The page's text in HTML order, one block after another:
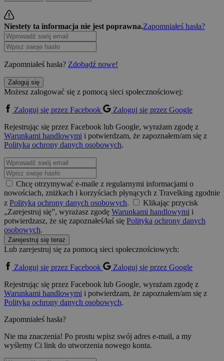
Niestety ta informacja nie jest poprawna.Zapomniałeś hasła?
Zapomniałeś hasła? Zdobądź nowe!
Zaloguj się
Możesz zalogować się z pomocą sieci społecznościowej:
Zaloguj się przez Facebook
Zaloguj się przez Google
Rejestrując się przez Facebook lub Google, wyrażam zgodę z
Warunkami handlowymi i potwierdzam, że zapoznałem/am się z
Polityką ochrony danych osobowych.
Chcę otrzymywać e-maile z regularnymi informacjami o
nowościach, zniżkach i korzyściach płynących z Travelking zgodnie
z Polityką ochrony danych osobowych.
Klikając przycisk
„Zarejestruj się”, wyrażasz zgodę Warunkami handlowymi i
potwierdzasz, że się zapoznałeś/łaś się Polityką ochrony danych
osobowych.
Zarejestruj się teraz
Lub zarejestruj się za pomocą sieci społecznościowych:
Zaloguj się przez Facebook
Zaloguj się przez Google
Rejestrując się przez Facebook lub Google, wyrażam zgodę z
Warunkami handlowymi i potwierdzam, że zapoznałem/am się z
Polityką ochrony danych osobowych.
Zapomniałeś hasła?
Nie ma znaczenia! Po prostu wpisz swój adres e-mail, a my
wyślemy Ci link do utworzenia nowego konta.